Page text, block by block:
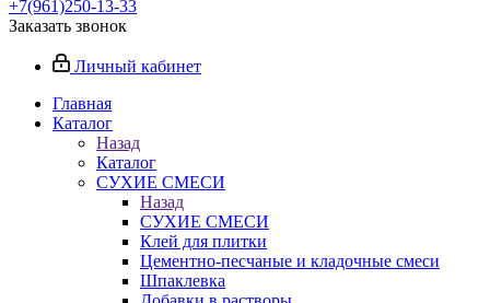
+7(961)250-13-33
Заказать звонок
Личный кабинет
Главная
Каталог
Назад
Каталог
СУХИЕ СМЕСИ
Назад
СУХИЕ СМЕСИ
Клей для плитки
Цементно-песчаные и кладочные смеси
Шпаклевка